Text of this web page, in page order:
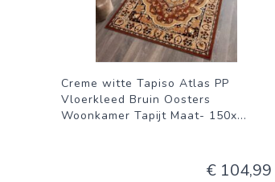
Creme witte Tapiso Atlas PP
Vloerkleed Bruin Oosters
Woonkamer Tapijt Maat- 150x...
€ 104,99